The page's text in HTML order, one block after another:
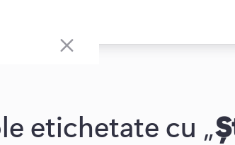
etichetate cu „